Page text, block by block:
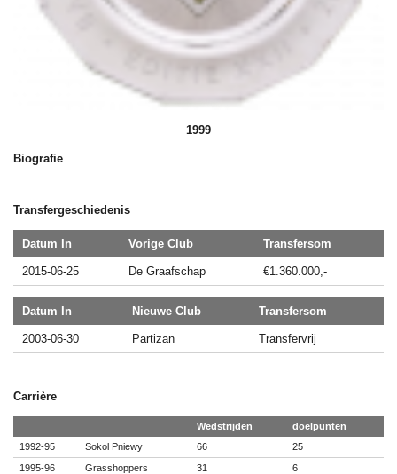
1999
Biografie
Transfergeschiedenis
Datum In Vorige Club Transfersom
2015-06-25 De Graafschap €1.360.000,-
Datum In Nieuwe Club Transfersom
2003-06-30 Partizan Transfervrij
Carrière
Wedstrijden
doelpunten
1992-95
Sokol Pniewy 66
25
1995-96
Grasshoppers 31
6